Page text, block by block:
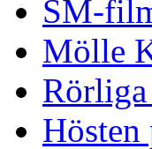
SM-
Mölle
Hösten